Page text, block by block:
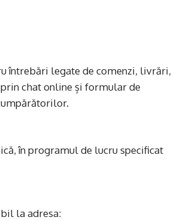
întrebări legate de comenzi, livrări,
chat online și formular de
în programul de lucru specificat
la adresa: